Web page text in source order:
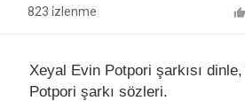
823 i̇zlenme
Xeyal Evin Potpori şarkısı
Potpori şarkı sözleri.